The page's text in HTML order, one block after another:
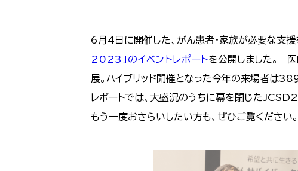
6月4日に開催した、がん患者・家族が必要な支
2023」のイベントレポートを公開しました。 医
展。ハイブリッド開催となった今年の来場者は
レポートでは、大盛況のうちに幕を閉じた
もう一度おさらいしたい方も、ぜひご覧ください